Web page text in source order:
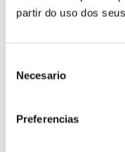
partir do uso dos
Selection
Necesario
Preferencias
Casa do Cruceiro
Hotel Payro
Enderezo: Rúa